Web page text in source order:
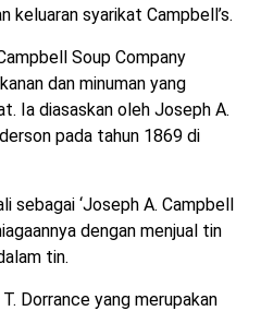
keluaran syarikat Campbell’s.
Soup Company
dan minuman yang
Ia diasaskan oleh Joseph A.
pada tahun 1869 di
sebagai ‘Joseph A. Campbell
dengan menjual tin
tin.
Dorrance yang merupakan